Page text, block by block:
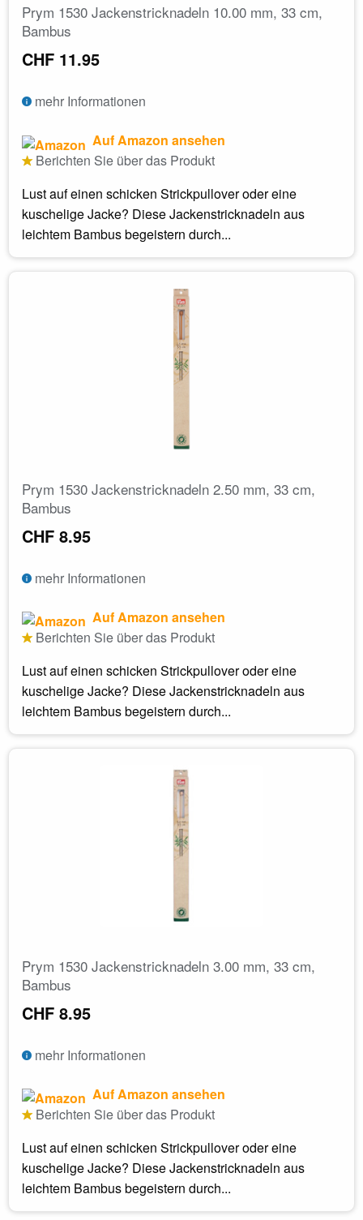
Prym 1530 Jackenstricknadeln 10.00 mm, 33 cm,
Bambus
CHF 11.95
mehr Informationen
Auf Amazon ansehen
Berichten Sie über das Produkt
Lust auf einen schicken Strickpullover oder eine
kuschelige Jacke? Diese Jackenstricknadeln aus
leichtem Bambus begeistern durch...
Prym 1530 Jackenstricknadeln 2.50 mm, 33 cm,
Bambus
CHF 8.95
mehr Informationen
Auf Amazon ansehen
Berichten Sie über das Produkt
Lust auf einen schicken Strickpullover oder eine
kuschelige Jacke? Diese Jackenstricknadeln aus
leichtem Bambus begeistern durch...
Prym 1530 Jackenstricknadeln 3.00 mm, 33 cm,
Bambus
CHF 8.95
mehr Informationen
Auf Amazon ansehen
Berichten Sie über das Produkt
Lust auf einen schicken Strickpullover oder eine
kuschelige Jacke? Diese Jackenstricknadeln aus
leichtem Bambus begeistern durch...